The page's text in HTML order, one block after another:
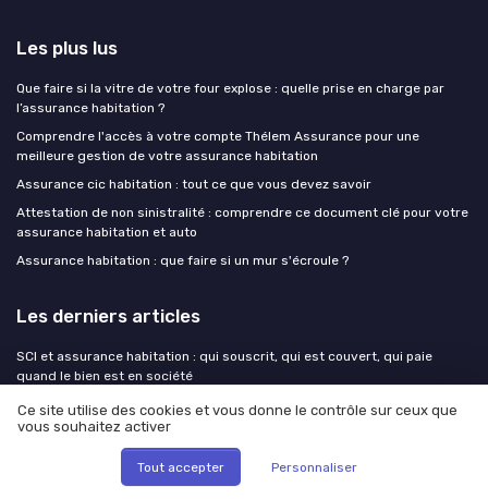
Les plus lus
Que faire si la vitre de votre four explose : quelle prise en charge par
l’assurance habitation ?
Comprendre l'accès à votre compte Thélem Assurance pour une
meilleure gestion de votre assurance habitation
Assurance cic habitation : tout ce que vous devez savoir
Attestation de non sinistralité : comprendre ce document clé pour votre
assurance habitation et auto
Assurance habitation : que faire si un mur s'écroule ?
Les derniers articles
SCI et assurance habitation : qui souscrit, qui est couvert, qui paie
quand le bien est en société
Assurer un loft à Paris : guide complet pour propriétaires exigeants
Surprime CatNat, exclusions climatiques, carte RGA : le triple choc qui
redessine votre contrat
Achat maison en Île de France : sécuriser votre projet immobilier et
Ce site utilise des cookies et vous donne le contrôle sur ceux que
vous souhaitez activer
Tout accepter Personnaliser